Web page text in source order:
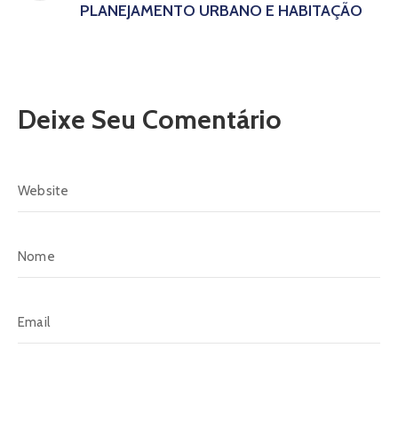
PLANEJAMENTO URBANO E HABITAÇÃO
Deixe Seu Comentário